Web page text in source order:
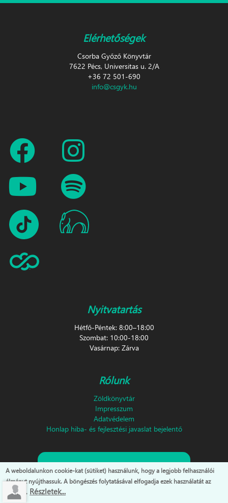
Elérhetőségek
Csorba Győző Könyvtár
7622 Pécs, Universitas u. 2/A
+36 72 501-690
info@csgyk.hu
Nyitvatartás
Hétfő-Péntek: 8:00–18:00
Szombat: 10:00-18:00
Vasárnap: Zárva
Rólunk
Zöldkönyvtár
Impresszum
Adatvédelem
Honlap hiba- és fejlesztési javaslat bejelentő
Feliratkozás hírlevélre!
A weboldalunkon cookie-kat (sütiket) használunk, hogy a legjobb felhasználói
élményt nyújthassuk. A böngészés folytatásával elfogadja ezek használatát az
oldalon. Részletek...